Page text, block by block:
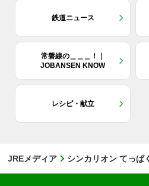
鉄道ニュース
常磐線の＿＿＿！｜
JOBANSEN KNOW
レシピ・献立
JREメディア シンカリオン てっぱ